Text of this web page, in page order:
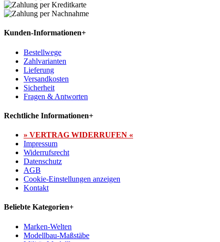
Kunden-Informationen+
Bestellwege
Zahlvarianten
Lieferung
Versandkosten
Sicherheit
Fragen & Antworten
Rechtliche Informationen+
» VERTRAG WIDERRUFEN «
Impressum
Widerrufsrecht
Datenschutz
AGB
Cookie-Einstellungen anzeigen
Kontakt
Beliebte Kategorien+
Marken-Welten
Modellbau-Maßstäbe